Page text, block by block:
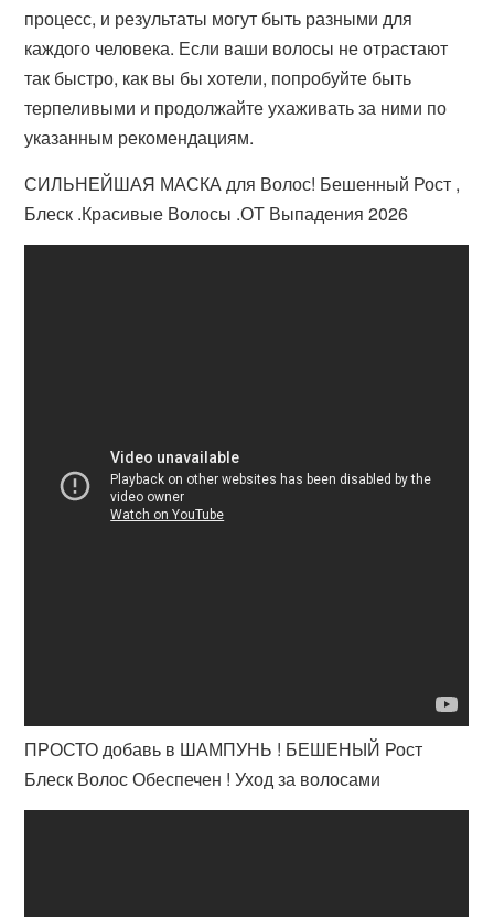
процесс, и результаты могут быть разными для
каждого человека. Если ваши волосы не отрастают
так быстро, как вы бы хотели, попробуйте быть
терпеливыми и продолжайте ухаживать за ними по
указанным рекомендациям.
СИЛЬНЕЙШАЯ МАСКА для Волос! Бешенный Рост ,
Блеск .Красивые Волосы .ОТ Выпадения 2026
ПРОСТО добавь в ШАМПУНЬ ! БЕШЕНЫЙ Рост
Блеск Волос Обеспечен ! Уход за волосами